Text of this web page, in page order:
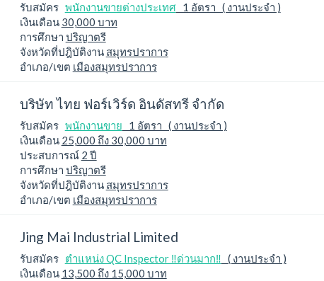
รับสมัคร พนักงานขายต่างประเทศ1 อัตรา ( งานประจำ )
เงินเดือน 30,000 บาท
การศึกษา ปริญาตรี
จังหวัดที่ปฎิบัติงาน สมุทรปราการ
อำเภอ/เขต เมืองสมุทรปราการ
บริษัท ไทย ฟอร์เวิร์ด อินดัสทรี จำกัด
รับสมัคร พนักงานขาย 1 อัตรา ( งานประจำ )
เงินเดือน 25,000 ถึง 30,000 บาท
ประสบการณ์ 2 ปี
การศึกษา ปริญาตรี
จังหวัดที่ปฎิบัติงาน สมุทรปราการ
อำเภอ/เขต เมืองสมุทรปราการ
Jing Mai Industrial Limited
รับสมัคร ตำแหน่ง QC Inspector ‼️ด่วนมาก‼️ ( งานประจำ )
เงินเดือน 13,500 ถึง 15,000 บาท